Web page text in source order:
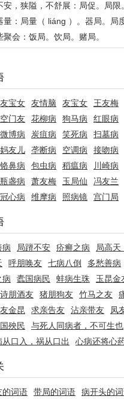
安，狭隘，不舒展：局促。局限。
量：局量（ liáng ）。器局。局
聚会：饭局。饮局。赌局。
友宝女 友情脑 友宝女 王友梅
空门友 花柳病 狗马病 红眼病
微博病 炭疽病 笑死病 扫墓病
妈友儿 垄断病 空调病 接吻病
铬鼻病 包虫病 稻瘟病 川崎病
瓶盏病 萧友梅 玉局仙 冯友兰
冠心病 维摩病 照病镜 宫门局
病 局蹐不安 疥癣之病 局高天
呼朋唤友 七病八倒 多愁善病
病 蠹国病民 蚌病生珠 玉昆金
诗朋酒友 猪朋狗友 竹马之友
金昆 求亲告友 沾亲带友 凤
殃民 与死人同病者，不可生也
从口入，祸从口出 心病还将心
的词语 带局的词语 病开头的